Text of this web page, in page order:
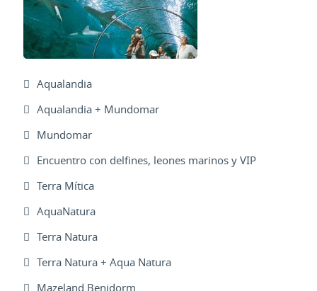
Aqualandia
Aqualandia + Mundomar
Mundomar
Encuentro con delfines, leones marinos y VIP
Terra Mítica
AquaNatura
Terra Natura
Terra Natura + Aqua Natura
Mazeland Benidorm